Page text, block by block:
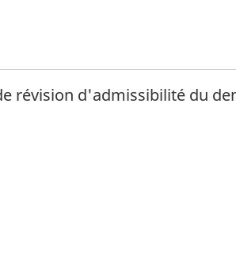
révision d'admissibilité du